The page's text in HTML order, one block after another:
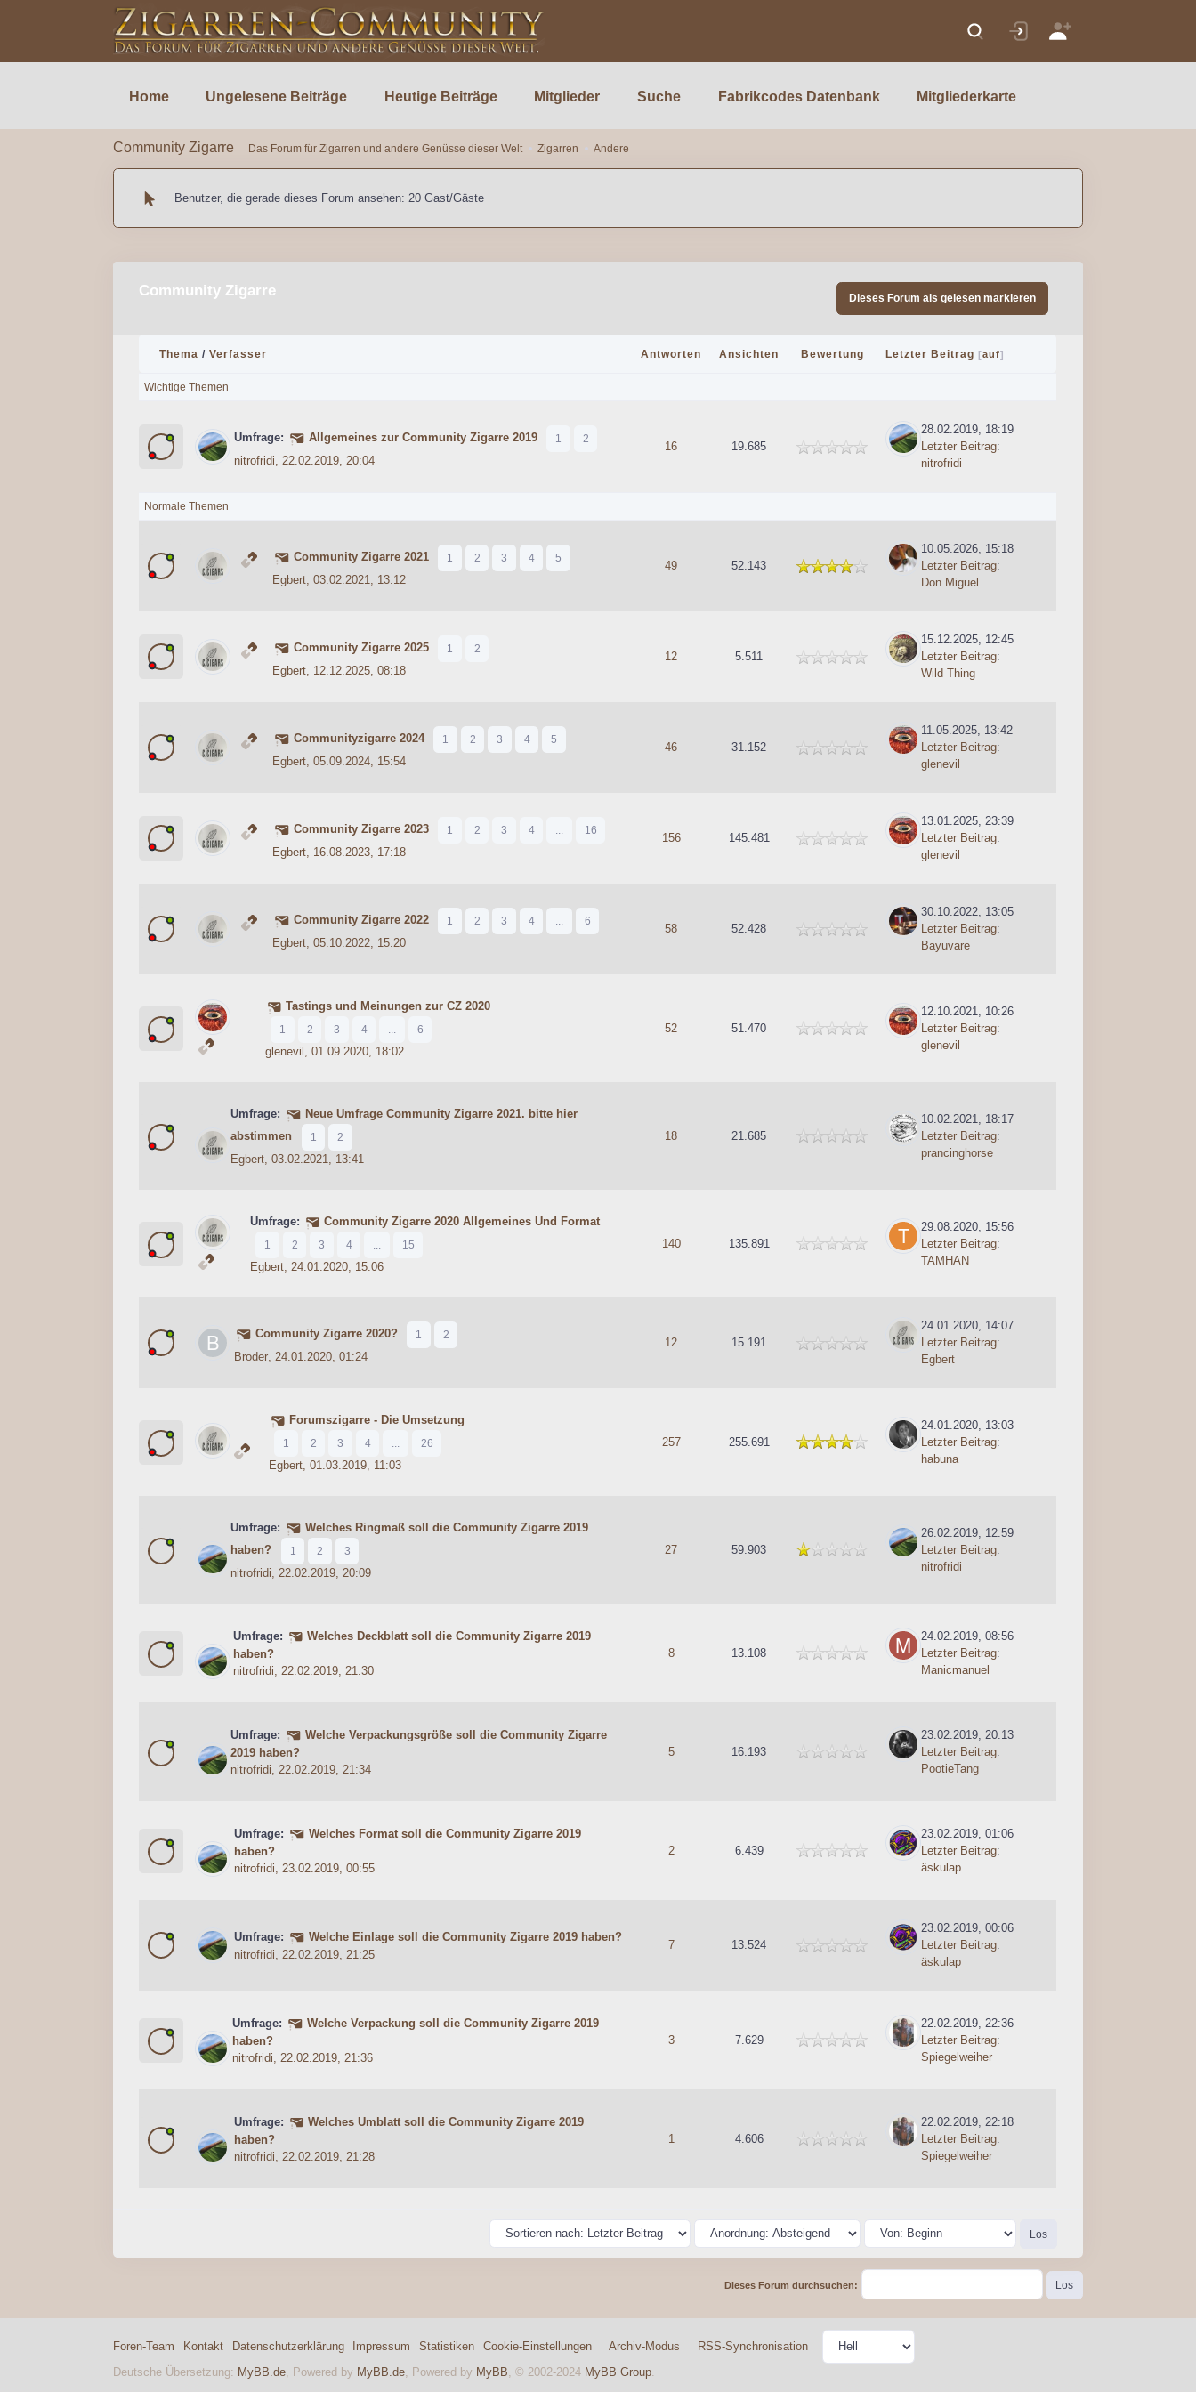
Home Ungelesene Beiträge Heutige Beiträge Mitglieder Suche Fabrikcodes Datenbank Mitgliederkarte
Community Zigarre Das Forum für Zigarren und andere Genüsse dieser Welt Zigarren Andere
Benutzer, die gerade dieses Forum ansehen: 20 Gast/Gäste
Community Zigarre Dieses Forum als gelesen markieren
Thema / Verfasser Antworten Ansichten Bewertung Letzter Beitrag [auf]
Wichtige Themen
Umfrage: Allgemeines zur Community Zigarre 2019 1 2
nitrofridi , 22.02.2019, 20:04
16 19.685
0 Bewertung(en) - 0 von 5 durchschnittlich
28.02.2019, 18:19
Letzter Beitrag:
nitrofridi
Normale Themen
Community Zigarre 2021 1 2 3 4 5
Egbert , 03.02.2021, 13:12
49 52.143
1 Bewertung(en) - 4 von 5 durchschnittlich
1 34
10.05.2026, 15:18
Letzter Beitrag:
Don Miguel
Community Zigarre 2025 1 2
Egbert , 12.12.2025, 08:18
12 5.511
0 Bewertung(en) - 0 von 5 durchschnittlich
1 34
15.12.2025, 12:45
Letzter Beitrag:
Wild Thing
Communityzigarre 2024 1 2 3 4 5
Egbert , 05.09.2024, 15:54
46 31.152
0 Bewertung(en) - 0 von 5 durchschnittlich
1 23
11.05.2025, 13:42
Letzter Beitrag:
glenevil
Community Zigarre 2023 1 2 3 4 ... 16
Egbert , 16.08.2023, 17:18
156 145.481
0 Bewertung(en) - 0 von 5 durchschnittlich
1 34
13.01.2025, 23:39
Letzter Beitrag:
glenevil
Community Zigarre 2022 1 2 3 4 ... 6
Egbert , 05.10.2022, 15:20
58 52.428
0 Bewertung(en) - 0 von 5 durchschnittlich
1 34
30.10.2022, 13:05
Letzter Beitrag:
Bayuvare
Tastings und Meinungen zur CZ 2020
1 2 3 4 ... 6
glenevil , 01.09.2020, 18:02
52 51.470
0 Bewertung(en) - 0 von 5 durchschnittlich
12
12.10.2021, 10:26
Letzter Beitrag:
glenevil
Umfrage:
Neue Umfrage Community Zigarre 2021. bitte hier
abstimmen
1 2
Egbert , 03.02.2021, 13:41
18 21.685
0 Bewertung(en) - 0 von 5 durchschnittlich
10.02.2021, 18:17
Letzter Beitrag:
prancinghorse
Umfrage: Community Zigarre 2020 Allgemeines Und Format
1 2 3 4 ... 15
Egbert, 24.01.2020, 15:06
140 135.891
0 Bewertung(en) - 0 von 5 durchschnittlich
29.08.2020, 15:56
Letzter Beitrag:
TAMHAN
Community Zigarre 2020? 1 2
Broder , 24.01.2020, 01:24
12 15.191
0 Bewertung(en) - 0 von 5 durchschnittlich
24.01.2020, 14:07
Letzter Beitrag:
Egbert
Forumszigarre - Die Umsetzung
1 2 3 4 ... 26
Egbert, 01.03.2019, 11:03
257 255.691
1 Bewertung(en) - 4 von 5 durchschnittlich
23
24.01.2020, 13:03
Letzter Beitrag:
habuna
Umfrage:
Welches Ringmaß soll die Community Zigarre 2019
haben?
1 2 3
nitrofridi , 22.02.2019, 20:09
27 59.903
1 Bewertung(en) - 1 von 5 durchschnittlich
26.02.2019, 12:59
Letzter Beitrag:
nitrofridi
Umfrage:
Welches Deckblatt soll die Community Zigarre 2019
haben?
nitrofridi, 22.02.2019, 21:30
8 13.108
0 Bewertung(en) - 0 von 5 durchschnittlich
24.02.2019, 08:56
Letzter Beitrag:
Manicmanuel
Umfrage:
Welche Verpackungsgröße soll die Community Zigarre
2019 haben?
nitrofridi, 22.02.2019, 21:34
5 16.193
0 Bewertung(en) - 0 von 5 durchschnittlich
23.02.2019, 20:13
Letzter Beitrag:
PootieTang
Umfrage:
Welches Format soll die Community Zigarre 2019
haben?
nitrofridi, 23.02.2019, 00:55
2 6.439
0 Bewertung(en) - 0 von 5 durchschnittlich
23.02.2019, 01:06
Letzter Beitrag:
äskulap
Umfrage:
Welche Einlage soll die Community Zigarre 2019 haben?
nitrofridi, 22.02.2019, 21:25
7 13.524
0 Bewertung(en) - 0 von 5 durchschnittlich
12345
23.02.2019, 00:06
Letzter Beitrag:
äskulap
Umfrage:
Welche Verpackung soll die Community Zigarre 2019
haben?
nitrofridi, 22.02.2019, 21:36
3 7.629
0 Bewertung(en) - 0 von 5 durchschnittlich
22.02.2019, 22:36
Letzter Beitrag:
Spiegelweiher
Umfrage:
Welches Umblatt soll die Community Zigarre 2019
haben?
nitrofridi, 22.02.2019, 21:28
1 4.606
0 Bewertung(en) - 0 von 5 durchschnittlich
22.02.2019, 22:18
Letzter Beitrag:
Spiegelweiher
Dieses Forum durchsuchen:
Foren-Team Kontakt Datenschutzerklärung Impressum Statistiken Cookie-Einstellungen Archiv-Modus
RSS-Synchronisation
Deutsche Übersetzung: MyBB.de, Powered by MyBB.de, Powered by MyBB, © 2002-2024 MyBB Group.